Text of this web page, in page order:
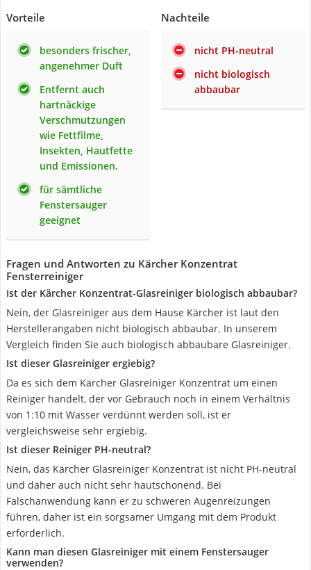
Vorteile
besonders frischer,
angenehmer Duft
Entfernt auch
hartnäckige
Verschmutzungen
wie Fettfilme,
Insekten, Hautfette
und Emissionen.
für sämtliche
Fenstersauger
geeignet
Nachteile
nicht PH-neutral
nicht biologisch
abbaubar
Fragen und Antworten zu Kärcher Konzentrat
Fensterreiniger
Ist der Kärcher Konzentrat-Glasreiniger biologisch abbaubar?
Nein, der Glasreiniger aus dem Hause Kärcher ist laut den
Herstellerangaben nicht biologisch abbaubar. In unserem
Vergleich finden Sie auch biologisch abbaubare Glasreiniger.
Ist dieser Glasreiniger ergiebig?
Da es sich dem Kärcher Glasreiniger Konzentrat um einen
Reiniger handelt, der vor Gebrauch noch in einem Verhältnis
von 1:10 mit Wasser verdünnt werden soll, ist er
vergleichsweise sehr ergiebig.
Ist dieser Reiniger PH-neutral?
Nein, das Kärcher Glasreiniger Konzentrat ist nicht PH-neutral
und daher auch nicht sehr hautschonend. Bei
Falschanwendung kann er zu schweren Augenreizungen
führen, daher ist ein sorgsamer Umgang mit dem Produkt
erforderlich.
Kann man diesen Glasreiniger mit einem Fenstersauger
verwenden?